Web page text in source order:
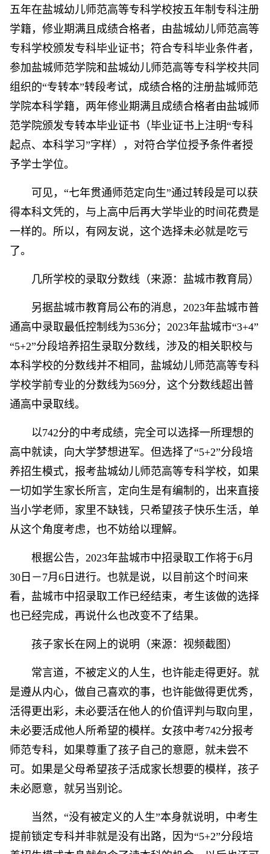
五年在盐城幼儿师范高等专科学校按五年制专科注册
学籍，修业期满且成绩合格者，由盐城幼儿师范高等
专科学校颁发专科毕业证书；符合专科毕业条件者，
参加盐城师范学院和盐城幼儿师范高等专科学校共同
组织的“专转本”转段考试，成绩合格的注册盐城师范
学院本科学籍，两年修业期满且成绩合格者由盐城师
范学院颁发专转本毕业证书（毕业证书上注明“专科
起点、本科学习”字样），对符合学位授予条件者授
予学士学位。
可见，“七年贯通师范定向生”通过转段是可以获
得本科文凭的，与上高中后再大学毕业的时间花费是
一样的。所以，有网友说，这个选择未必就是吃亏
了。
几所学校的录取分数线（来源：盐城市教育局）
另据盐城市教育局公布的消息，2023年盐城市普
通高中录取最低控制线为536分；2023年盐城市“3+4”
“5+2”分段培养招生录取分数线，涉及的相关职校与
本科学校的分数线并不相同，盐城幼儿师范高等专科
学校学前专业的分数线为569分，这个分数线超出普
通高中录取线。
以742分的中考成绩，完全可以选择一所理想的
高中就读，向大学梦想进军。但选择了“5+2”分段培
养招生模式，报考盐城幼儿师范高等专科学校，如果
一切如学生家长所言，定向生是有编制的，出来直接
当小学老师，家里不缺钱，只希望孩子快乐生活，单
从这个角度考虑，也不妨给以理解。
根据公告，2023年盐城市中招录取工作将于6月
30日－7月6日进行。也就是说，以目前这个时间来
看，盐城市中招录取工作已经结束，考生该做的选择
也已经完成，再说什么也改变不了结果。
孩子家长在网上的说明（来源：视频截图）
常言道，不被定义的人生，也许能走得更好。就
是遵从内心，做自己喜欢的事，也许能做得更优秀，
活得更出彩，未必要活在他人的价值评判与取向里，
未必要活成他人所希望的模样。女孩中考742分报考
师范专科，如果尊重了孩子自己的意愿，就未尝不
可。如果是父母希望孩子活成家长想要的模样，孩子
未必愿意，就另当别论。
当然，“没有被定义的人生”本身就说明，中考生
提前锁定专科并非就是没有出路，因为“5+2”分段培